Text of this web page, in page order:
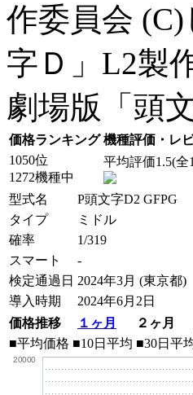
作委員会
字Ｄ」L2製
劇場版「頭
価格ランキング 機種評価・レ
1050位
1272機種中
平均評価1.5(全
型式名
P頭文字D2 GFPG
タイプ
ミドル
確率
1/319
スマート
-
検定通過日 2024年3月 (東京都)
導入時期
2024年6月2日
価格推移
１ヶ月 ２ヶ月
■平均価格 ■10日平均 ■30日平
20000